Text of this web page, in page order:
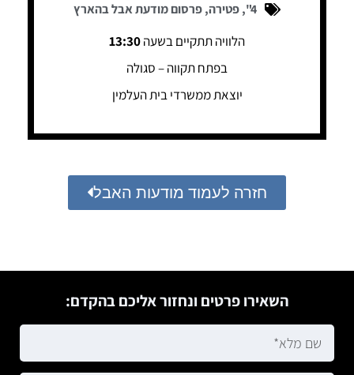
4"
,פטירה,פרסום מודעת אבל בהארץ
הלוויה תתקיים בשעה13:30
בפתח תקווה – סגולה
יוצאת ממשרדי בית העלמין
חזרה לעמוד מודעות האבל
השאירו פרטים ונחזור אליכם בהקדם: